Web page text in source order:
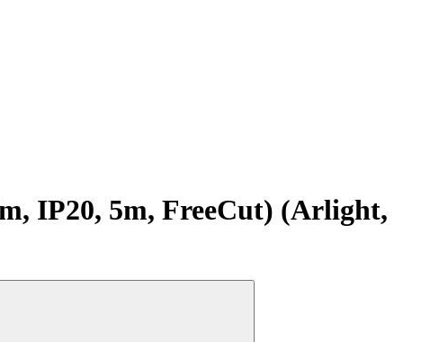
IP20, 5m, FreeCut) (Arlight,